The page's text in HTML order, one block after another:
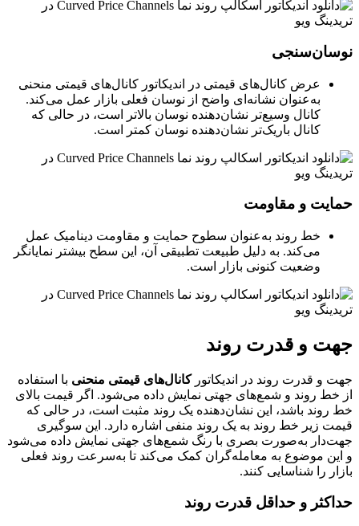
نوسان‌سنجی
عرض کانال‌های قیمتی در اندیکاتور کانال‌های قیمتی منحنی
به‌عنوان نشانه‌ای واضح از نوسان فعلی بازار عمل می‌کند.
کانال وسیع‌تر نشان‌دهنده نوسان بالاتر است، در حالی که
کانال باریک‌تر نشان‌دهنده نوسان کمتر است.
حمایت و مقاومت
خط روند به‌عنوان سطوح حمایت و مقاومت دینامیک عمل
می‌کند. به دلیل طبیعت تطبیقی آن، این سطح بیشتر نمایانگر
وضعیت کنونی بازار است.
جهت و قدرت روند
جهت و قدرت روند در اندیکاتورکانال‌های قیمتی منحنی با استفاده
از خط روند و شمع‌های جهتی نمایش داده می‌شود. اگر قیمت بالای
خط روند باشد، این نشان‌دهنده یک روند مثبت است، در حالی که
قیمت زیر خط روند به یک روند منفی اشاره دارد. این سوگیری
جهت‌دار به‌صورت بصری با رنگ شمع‌های جهتی نمایش داده می‌شود
و این موضوع به معامله‌گران کمک می‌کند تا به‌سرعت روند فعلی
بازار را شناسایی کنند.
حداکثر و حداقل قدرت روند